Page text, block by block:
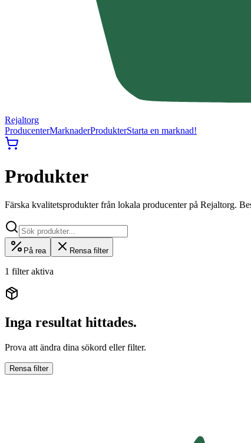
Rejaltorg
ProducenterMarknaderProdukterStarta en marknad!
Produkter
Färska kvalitetsprodukter från lokala producenter på Rejaltorg.
På rea Rensa filter
1 filter aktiva
Inga resultat hittades.
Prova att ändra dina sökord eller filter.
Rensa filter